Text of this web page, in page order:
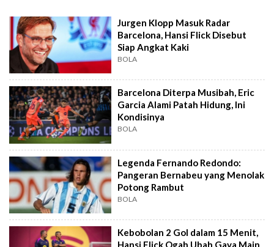
Jurgen Klopp Masuk Radar
Barcelona, Hansi Flick Disebut
Siap Angkat Kaki
BOLA
Barcelona Diterpa Musibah, Eric
Garcia Alami Patah Hidung, Ini
Kondisinya
BOLA
Legenda Fernando Redondo:
Pangeran Bernabeu yang Menolak
Potong Rambut
BOLA
Kebobolan 2 Gol dalam 15 Menit,